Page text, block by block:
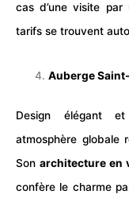
cas d’une visite par
tarifs se trouvent
Auberge
Design élégant
atmosphère globale
Son architecture en
confère le charme